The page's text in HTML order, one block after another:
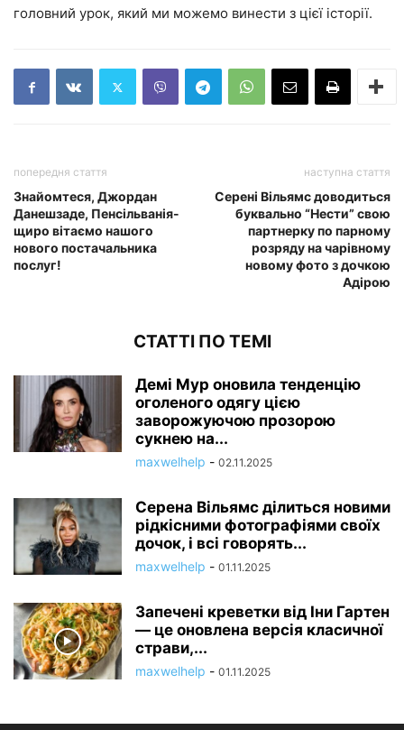
головний урок, який ми можемо винести з цієї історії.
попередня стаття
Знайомтеся, Джордан
Данешзаде, Пенсільванія-
щиро вітаємо нашого
нового постачальника
послуг!
наступна стаття
Серені Вільямс доводиться
буквально “Нести” свою
партнерку по парному
розряду на чарівному
новому фото з дочкою
Адірою
СТАТТІ ПО ТЕМІ
Демі Мур оновила тенденцію
оголеного одягу цією
заворожуючою прозорою
сукнею на...
maxwelhelp - 02.11.2025
Серена Вільямс ділиться новими
рідкісними фотографіями своїх
дочок, і всі говорять...
maxwelhelp - 01.11.2025
Запечені креветки від Іни Гартен
— це оновлена ​​версія класичної
страви,...
maxwelhelp - 01.11.2025